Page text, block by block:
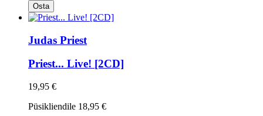
Osta
Judas Priest
Priest... Live! [2CD]
19,95 €
Püsikliendile 18,95 €